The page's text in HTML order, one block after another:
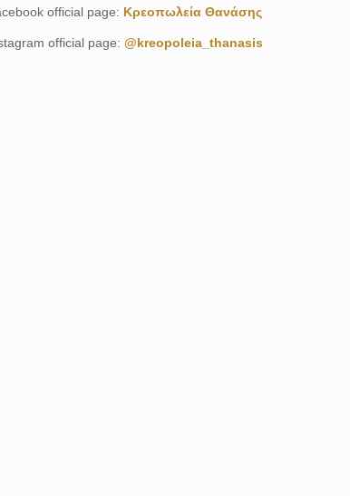
official page: Κρεοπωλεία Θανάσης
official page: @kreopoleia_thanasis